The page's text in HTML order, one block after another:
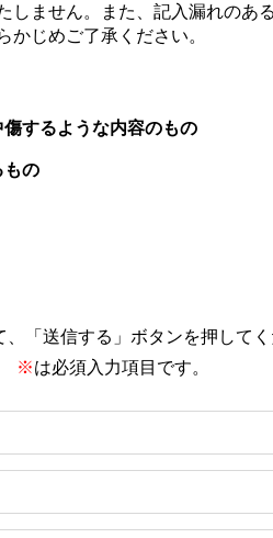
しません。また、記入漏れのあ
かじめご了承ください。
するような内容のもの
もの
「送信する」ボタンを押してく
※は必須入力項目です。